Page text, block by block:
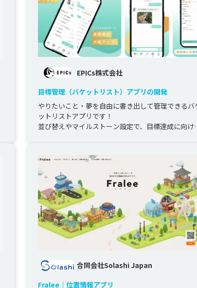
EPICs株式会社
目標管理（バケットリスト）アプリの開発
やりたいこと・夢を自由に書き出して管理できるバ
ットリストアプリです！
並び替えやマイルストーン設定で、目標達成に向け
合同会社Solashi Japan
Fralee｜位置情報アプリ